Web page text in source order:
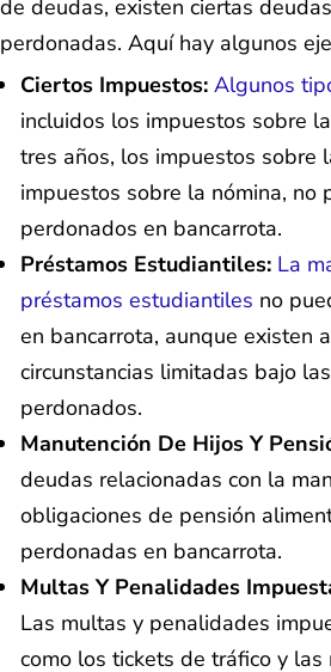
de deudas, existen ciertas
perdonadas. Aquí hay algunos
Ciertos Impuestos: Algunos
incluidos los impuestos sobre
tres años, los impuestos sobre
impuestos sobre la nómina, no
perdonados en bancarrota.
Préstamos Estudiantiles: La
préstamos estudiantiles no
en bancarrota, aunque existen
circunstancias limitadas bajo
perdonados.
Manutención De Hijos Y
deudas relacionadas con la
obligaciones de pensión
perdonadas en bancarrota.
Multas Y Penalidades
Las multas y penalidades
como los tickets de tráfico y